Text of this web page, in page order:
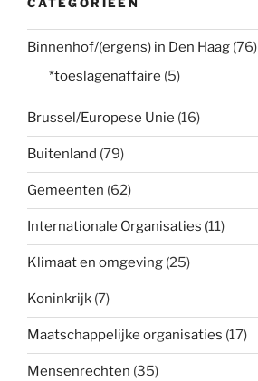
CATEGORIEËN
Binnenhof/(ergens) in Den Haag (76)
*toeslagenaffaire (5)
Brussel/Europese Unie (16)
Buitenland (79)
Gemeenten (62)
Internationale Organisaties (11)
Klimaat en omgeving (25)
Koninkrijk (7)
Maatschappelijke organisaties (17)
Mensenrechten (35)